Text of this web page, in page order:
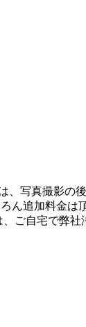
、写真撮影の
ん追加料金は
ご自宅で弊社